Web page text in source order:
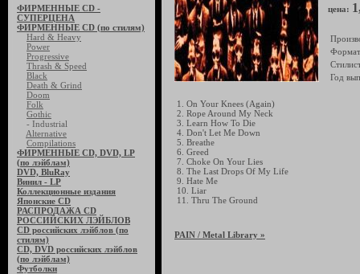
ФИРМЕННЫЕ CD -
СУПЕРЦЕНА
ФИРМЕННЫЕ CD (по стилям)
Hard & Heavy
Power
Progressive
Thrash & Speed
Black
Death & Grind
Doom
Folk
Gothic
- Industrial
Alternative
Compilations
ФИРМЕННЫЕ CD, DVD, LP
(по лэйблам)
DVD, BluRay
Винил - LP
Коллекционные издания
Японские CD
РАСПРОДАЖА CD
РОССИЙСКИХ ЛЭЙБЛОВ
CD российских лэйблов (по
стилям)
CD, DVD российских лэйблов
(по лэйблам)
Футболки
цена:
Год
1. On Your Knees (Again)
2. Rope Around My Neck
3. Learn How To Die
4. Don't Let Me Down
5. Breathe
6. Greed
7. Choke On Your Lies
8. The Last Drops Of My Life
9. Hate Me
10. Liar
11. Thru The Ground
PAIN / Metal Library »